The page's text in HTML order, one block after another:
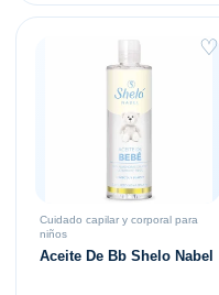
♡
Cuidado capilar y corporal para
niños
Aceite De Bb Shelo Nabel